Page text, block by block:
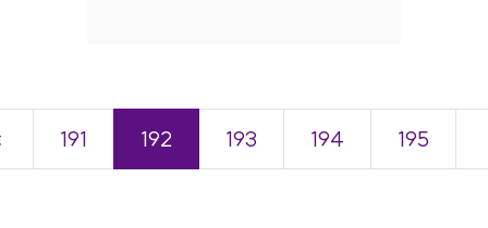
191 192 193 194 195